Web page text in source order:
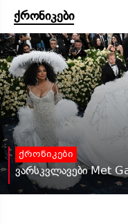
ქრონიკები
ქრონიკები
ვარსკვლავები Met